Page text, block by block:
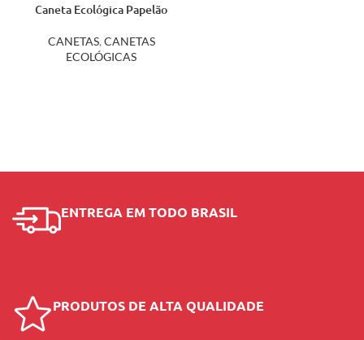
Caneta Ecológica Papelão
CANETAS, CANETAS
ECOLÓGICAS
ENTREGA EM TODO BRASIL
PRODUTOS DE ALTA QUALIDADE